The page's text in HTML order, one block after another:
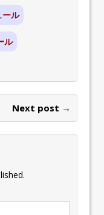
ール
ル
Next post →